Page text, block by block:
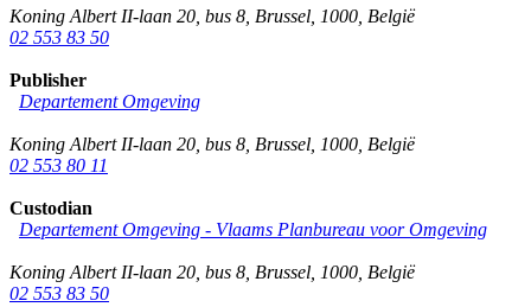
Koning Albert II-laan 20, bus 8 Brussel 1000 België
02 553 83 50
Publisher
Departement Omgeving
Koning Albert II-laan 20, bus 8 Brussel 1000 België
02 553 80 11
Custodian
Departement Omgeving - Vlaams Planbureau voor Omgeving
Koning Albert II-laan 20, bus 8 Brussel 1000 België
02 553 83 50